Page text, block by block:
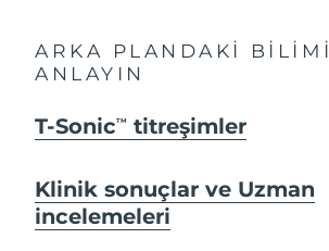
ARKA PLANDAKİ BİLİMİ
ANLAYIN
T-SonicTM titreşimler
Klinik sonuçlar ve Uzman
incelemeleri